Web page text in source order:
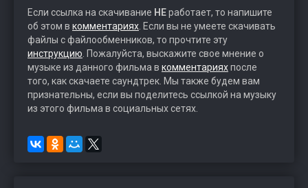
Если ссылка на скачивание НЕработает, то напишите
об этом в комментариях . Если вы не умеете скачивать
файлы с файлообменников, то прочтите эту
инструкцию . Пожалуйста, выскажите свое мнение о
музыке из данного фильма в комментарияхпосле
того, как скачаете саундтрек. Мы также будем вам
признательны, если вы поделитесь ссылкой на музыку
из этого фильма в социальных сетях.